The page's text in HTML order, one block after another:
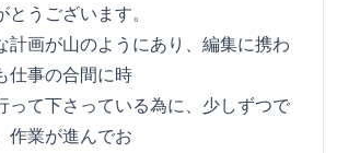
うございます。
画が山のようにあり、編集に携わ
仕事の合間に時
て下さっている為に、少しずつで
作業が進んでお